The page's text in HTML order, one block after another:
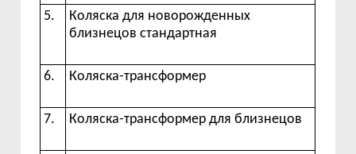
5.
Коляска для новорожденных
близнецов стандартная
6. Коляска-трансформер
7. Коляска-трансформер для близнецов